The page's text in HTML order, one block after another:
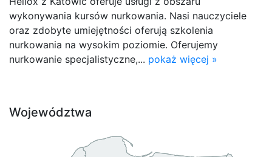
wykonywania kursów nurkowania. Nasi nauczyciele
oraz zdobyte umiejętności oferują szkolenia
nurkowania na wysokim poziomie. Oferujemy
nurkowanie specjalistyczne,... pokaż więcej »
Województwa